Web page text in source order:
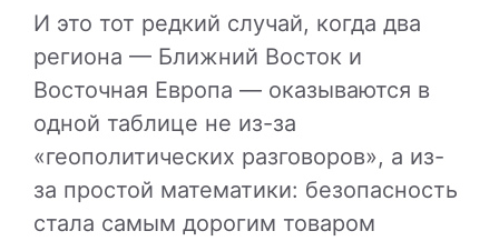
И это тот редкий случай, когда два
региона — Ближний Восток и
Восточная Европа — оказываются в
одной таблице не из-за
«геополитических разговоров», а из-
за простой математики: безопасность
стала самым дорогим товаром